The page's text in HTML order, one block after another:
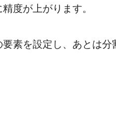
度が上がります。
素を設定し、あとは分